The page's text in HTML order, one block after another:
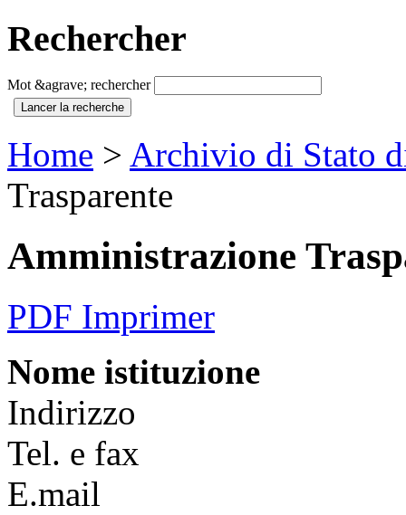
Rechercher
Mot &agrave; rechercher
Home > Archivio di Stato
Trasparente
Amministrazione
PDF Imprimer
Nome istituzione
Indirizzo
Tel. e fax
E.mail